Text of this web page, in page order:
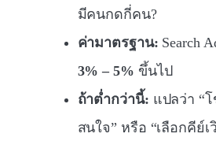
มีคนกดกี่คน?
ค่ามาตรฐาน: Search
3% – 5% ขึ้นไป
ถ้าต่ำกว่านี้: แปลว่า “
สนใจ” หรือ “เลือกคีย์